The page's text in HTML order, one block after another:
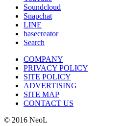
Soundcloud
Snapchat
LINE
basecreator
Search
COMPANY
PRIVACY POLICY
SITE POLICY
ADVERTISING
SITE MAP
CONTACT US
© 2016 NeoL